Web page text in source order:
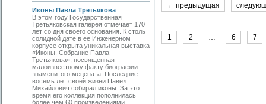
Иконы Павла Третьякова
В этом году Государственная
Третьяковская галерея отмечает 170
лет со дня своего основания. К столь
солидной дате в ее Инженерном
корпусе открыта уникальная выставка
«Иконы. Собрание Павла
Третьякова», посвященная
малоизвестному факту биографии
знаменитого мецената. Последние
восемь лет своей жизни Павел
Михайлович собирал иконы. За это
время его коллекция пополнилась
более чем 60 произведениями
← предыдущая
1 2 … 6 7